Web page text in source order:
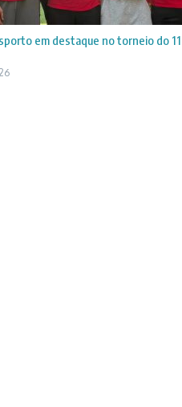
em destaque no torneio do